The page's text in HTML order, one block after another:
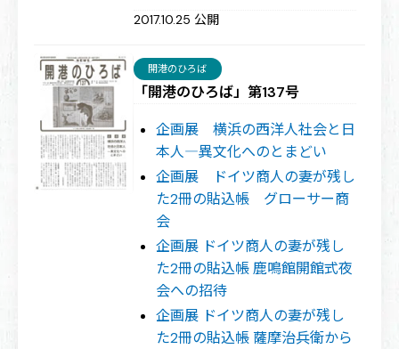
2017.10.25 公開
「開港のひろば」第137号
開港のひろば
企画展 横浜の西洋人社会と日
本人―異文化へのとまどい
企画展 ドイツ商人の妻が残し
た2冊の貼込帳 グローサー商
会
企画展 ドイツ商人の妻が残し
た2冊の貼込帳 鹿鳴館開館式夜
会への招待
企画展 ドイツ商人の妻が残し
た2冊の貼込帳 薩摩治兵衛から